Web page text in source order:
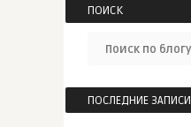
ПОИСК
ПОСЛЕДНИЕ ЗАПИСИ